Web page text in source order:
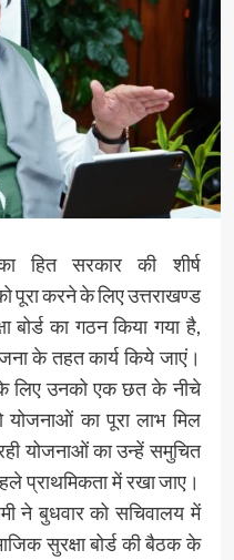
हित सरकार की शीर्ष
पूरा करने के लिए उत्तराखण्ड
बोर्ड का गठन किया गया है,
के तहत कार्य किये जाएं।
लिए उनको एक छत के नीचे
योजनाओं का पूरा लाभ मिल
योजनाओं का उन्हें समुचित
प्राथमिकता में रखा जाए।
ने बुधवार को सचिवालय में
सुरक्षा बोर्ड की बैठक के